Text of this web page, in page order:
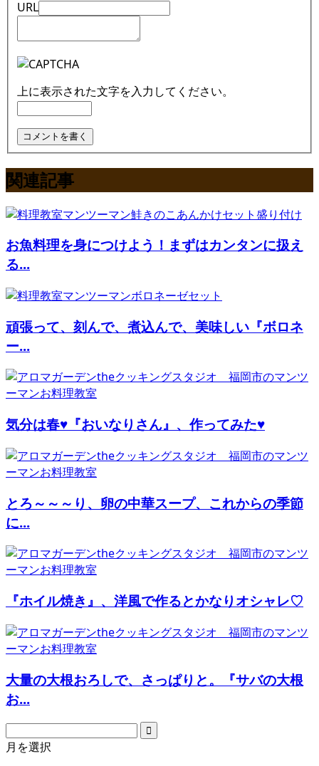
URL
上に表示された文字を入力してください。
関連記事
お魚料理を身につけよう！まずはカンタンに扱え
る...
頑張って、刻んで、煮込んで、美味しい『ボロネ
ー...
気分は春♥『おいなりさん』、作ってみた♥
とろ～～～り、卵の中華スープ、これからの季節
に...
『ホイル焼き』、洋風で作るとかなりオシャレ♡
大量の大根おろしで、さっぱりと。『サバの大根
お...
月を選択